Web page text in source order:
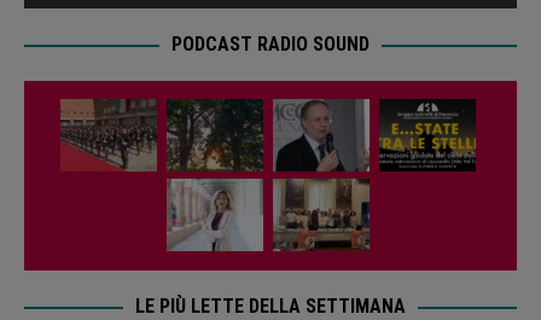
PODCAST RADIO SOUND
LE PIÙ LETTE DELLA SETTIMANA